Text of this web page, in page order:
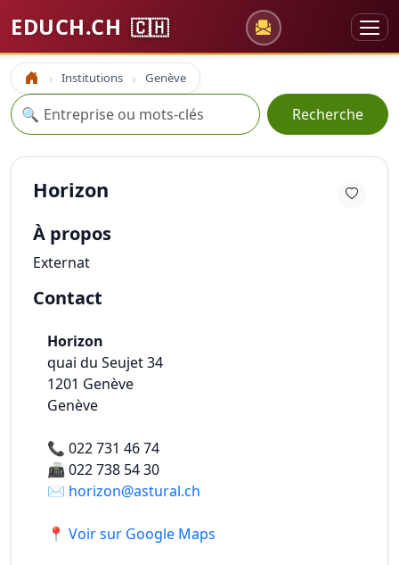
EDUCH.CH 🇨🇭
Accueil Institutions Genève
Recherche
🔍 Recherche
Horizon
À propos
Externat
Contact
Horizon
quai du Seujet 34
1201 Genève
Genève
📞 022 731 46 74
📠022 738 54 30
✉️ horizon@astural.ch
📍 Voir sur Google Maps